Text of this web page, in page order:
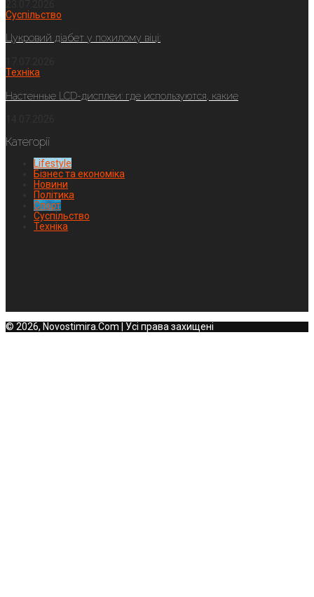
Суспільство
Цукровий діабет у похилому віці:
Техніка
Настенные LCD-дисплеи: где используются, какие
Категорії
Lifestyle
Бізнес та економіка
Новини
Політика
Спорт
Суспільство
Техніка
© 2026, Novostimira.Com | Усі права захищені